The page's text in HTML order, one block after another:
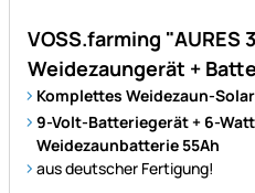
VOSS.farming "AURES
Weidezaungerät +
Komplettes Weidezaun-
9-Volt-Batteriegerät + 6-
Weidezaunbatterie 55Ah
aus deutscher Fertigung!